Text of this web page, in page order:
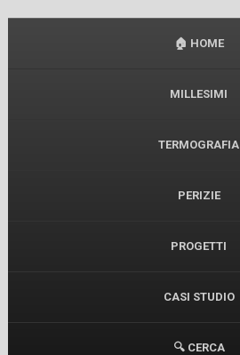
🏠 HOME
MILLESIMI
TERMOGRAFIA
PERIZIE
PROGETTI
CASI STUDIO
🔍 CERCA